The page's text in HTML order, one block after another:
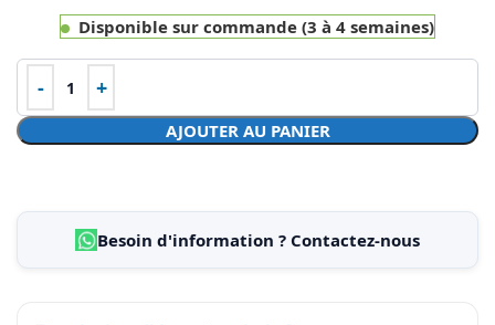
Disponible sur commande (3 à 4 semaines)
AJOUTER AU PANIER
Besoin d'information ? Contactez-nous